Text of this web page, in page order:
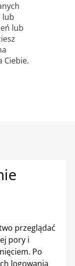
lub
lub
Ciebie.
przeglądać
pory i
Po
logowania